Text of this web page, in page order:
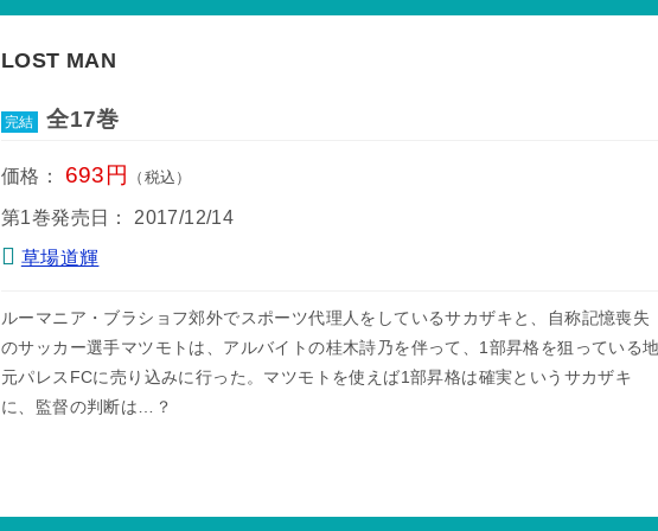
LOST MAN
完結 全17巻
価格： 693円 （税込）
第1巻発売日：
2017/12/14
草場道輝
ルーマニア・ブラショフ郊外でスポーツ代理人をしているサカザキと、自称記憶喪失
のサッカー選手マツモトは、アルバイトの桂木詩乃を伴って、1部昇格を狙っている
元パレスFCに売り込みに行った。マツモトを使えば1部昇格は確実というサカザキ
に、監督の判断は…？